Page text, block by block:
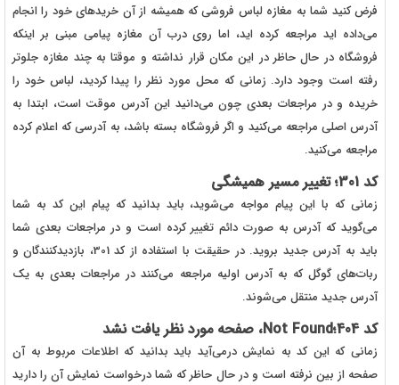
فرض کنید شما به مغازه لباس فروشی که همیشه از آن خریدهای خود را انجام
می‌داده اید مراجعه کرده اید، اما روی درب آن مغازه پیامی مبنی بر اینکه
فروشگاه در حال حاظر در این مکان قرار نداشته و موقتا به چند مغازه جلوتر
رفته است وجود دارد. زمانی که محل مورد نظر را پیدا کردید، لباس خود را
خریده و در مراجعات بعدی چون می‌دانید این آدرس موقت است، ابتدا به
آدرس اصلی مراجعه می‌کنید و اگر فروشگاه بسته باشد، به آدرسی که اعلام کرده
مراجعه می‌کنید.
کد 301؛ تغییر مسیر همیشگی
زمانی که با این پیام مواجه می‌شوید، باید بدانید که پیام این کد به شما
می‌گوید که آدرس به صورت دائم تغییر کرده است و در مراجعات بعدی شما
باید به آدرس جدید بروید. در حقیقت با استفاده از کد 301، بازدیدکنندگان و
ربات‌های گوگل که به آدرس اولیه مراجعه می‌کنند در مراجعات بعدی به یک
آدرس جدید منتقل می‌شوند.
کد 404؛Not Found، صفحه مورد نظر یافت نشد
زمانی که این کد به نمایش درمی‌آید باید بدانید که اطلاعات مربوط به آن
صفحه از بین نرفته است و در حال حاظر که شما درخواست نمایش آن را دارید